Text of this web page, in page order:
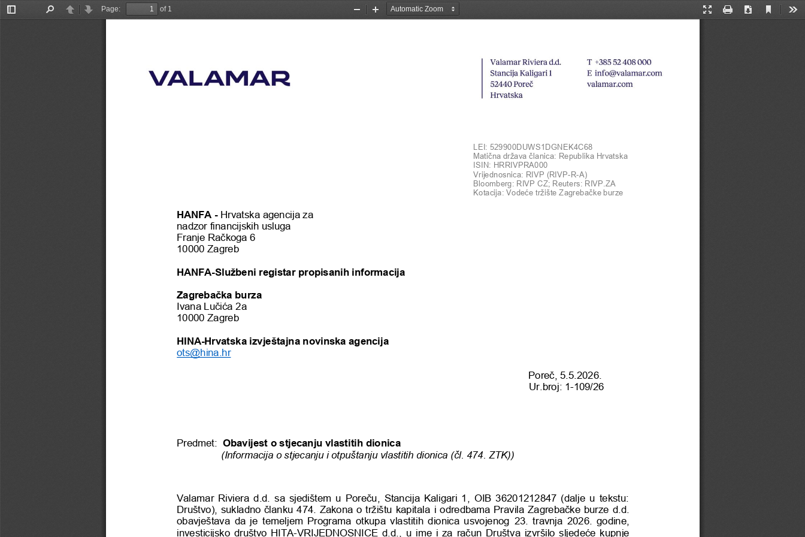
Toggle
PreviousNext
Page:
of 1
Presentation
Print Download
Current
Zoom
Zoom
LEI: 529900DUWS1DGNEK4C68
Matična država članica: Republika Hrvatska
ISIN: HRRIVPRA000
Vrijednosnica: RIVP (RIVP-R-A)
Bloomberg: RIVP CZ; Reuters: RIVP.ZA
Kotacija: Vodeće tržište Zagrebačke burze
HANFA - Hrvatska agencija za
nadzor financijskih usluga
Franje Račkoga 6
10000 Zagreb
HANFA-Službeni registar propisanih informacija
Zagrebačka burza
Ivana Lučića 2a
10000 Zagreb
HINA-Hrvatska izvještajna novinska agencija
ots@hina.hr
Poreč, 5.5.2026.
Ur.broj: 1-109/26
Predmet: Obavijest o stjecanju vlastitih dionica
(Informacija o stjecanju i otpuštanju vlastitih dionica (čl. 474. ZTK))
Valamar Riviera d.d. sa sjedištem u Poreču, Stancija Kaligari 1, OIB 36201212847 (dalje u tekstu:
Društvo), sukladno članku 474. Zakona o tržištu kapitala i odredbama Pravila Zagrebačke burze d.d.
obavještava da je temeljem  Programa  otkupa  vlastitih  dionica  usvojenog 23. travnja 2026.  godine,
investicijsko društvo HITA-VRIJEDNOSNICE  d.d., u ime i za račun Društva izvršilo sljedeće kupnje